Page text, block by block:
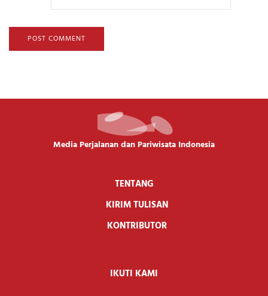
Media Perjalanan dan Pariwisata Indonesia
TENTANG
KIRIM TULISAN
KONTRIBUTOR
IKUTI KAMI